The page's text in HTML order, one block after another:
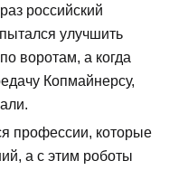
российский
улучшить
воротам, а когда
Копмайнерсу,
профессии, которые
а с этим роботы